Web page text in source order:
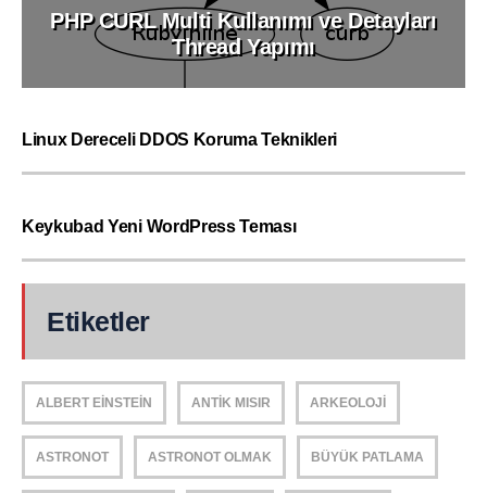
PHP CURL Multi Kullanımı ve Detayları
Thread Yapımı
Linux Dereceli DDOS Koruma Teknikleri
Keykubad Yeni WordPress Teması
Etiketler
ALBERT EINSTEIN ANTIK MISIR ARKEOLOJI
ASTRONOT ASTRONOT OLMAK BÜYÜK PATLAMA